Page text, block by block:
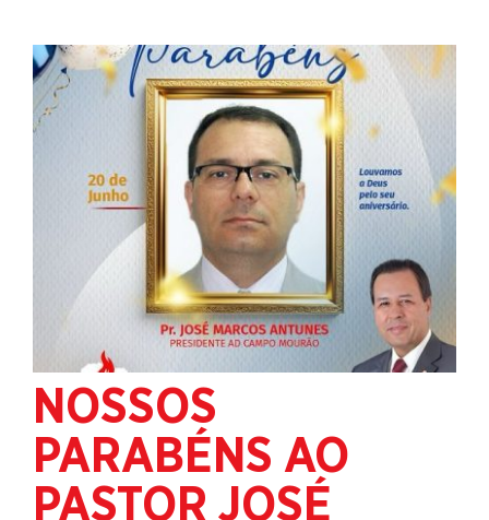
NOSSOS
PARABÉNS AO
PASTOR JOSÉ